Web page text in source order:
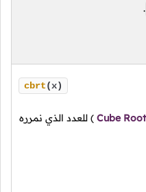
.
cbrt(x)
Cube Root
) للعدد الذي نمرره